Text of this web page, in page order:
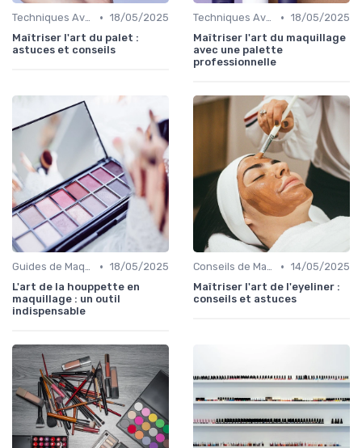
Techniques Avancées et Artistiques • 18/05/2025
Maîtriser l'art du palet :
astuces et conseils
Techniques Avancées et Artistiques • 18/05/2025
Maîtriser l'art du maquillage
avec une palette
professionnelle
Guides de Maquillage Quotidien • 18/05/2025
L'art de la houppette en
maquillage : un outil
indispensable
Conseils de Maquilleurs Professionnels • 14/05/2025
Maîtriser l'art de l'eyeliner :
conseils et astuces